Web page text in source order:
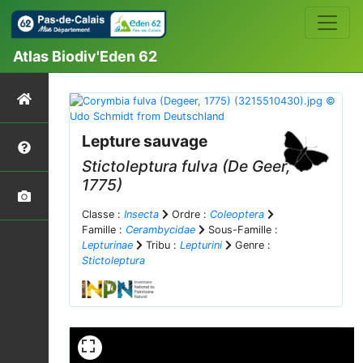
Atlas Biodiv'Eden 62
Lepture sauvage
Stictoleptura fulva (De Geer,
1775)
Classe : Insecta Ordre : Coleoptera
Famille : Cerambycidae
Sous-Famille :
Lepturinae
Tribu : Lepturini
Genre :
Stictoleptura